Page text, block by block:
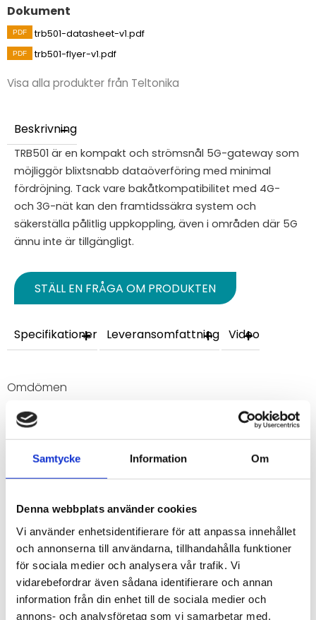
Samtycke Information Om
Denna webbplats använder cookies
Vi använder enhetsidentifierare för att anpassa innehållet
och annonserna till användarna, tillhandahålla funktioner
för sociala medier och analysera vår trafik. Vi
vidarebefordrar även sådana identifierare och annan
information från din enhet till de sociala medier och
annons- och analysföretag som vi samarbetar med.
Dokument
trb501-datasheet-v1.pdf
trb501-flyer-v1.pdf
Visa alla produkter från Teltonika
Beskrivning
TRB501 är en kompakt och strömsnål 5G-gateway som
möjliggör blixtsnabb dataöverföring med minimal
fördröjning. Tack vare bakåtkompatibilitet med 4G-
och 3G-nät kan den framtidssäkra system och
säkerställa pålitlig uppkoppling, även i områden där 5G
ännu inte är tillgängligt.
STÄLL EN FRÅGA OM PRODUKTEN
Specifikationer Leveransomfattning Video
Omdömen
Bli den första att lämna ett omdöme.